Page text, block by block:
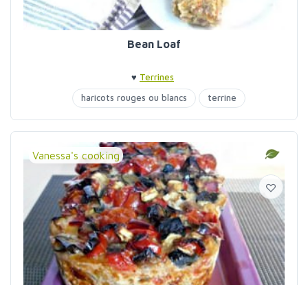
Bean Loaf
♥ Terrines
haricots rouges ou blancs
terrine
Vanessa's cooking